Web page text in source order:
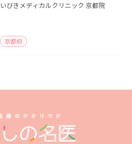
いびきメディカルクリニック 京都院
京都府